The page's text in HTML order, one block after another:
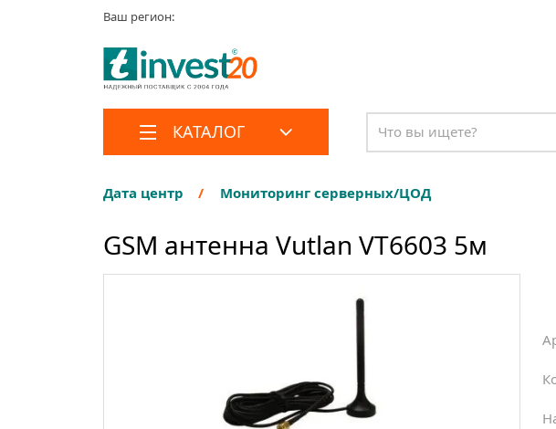
Ваш регион:
КАТАЛОГ
Дата центр Мониторинг серверных/ЦОД
GSM антенна Vutlan VT6603 5м